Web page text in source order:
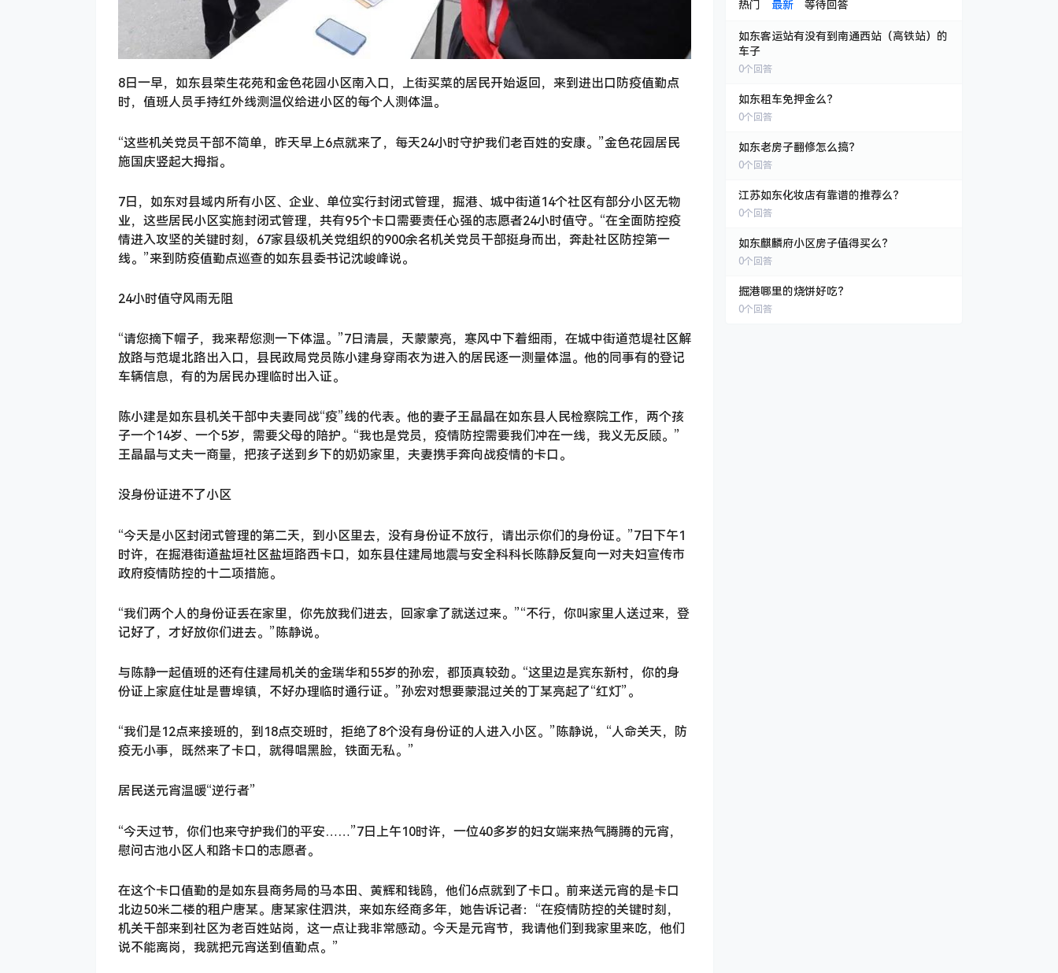
8日一早，如东县荣生花苑和金色花园小区南入口，上街买菜的居民开始返回，来到进出口防疫值勤点
时，值班人员手持红外线测温仪给进小区的每个人测体温。
“这些机关党员干部不简单，昨天早上6点就来了，每天24小时守护我们老百姓的安康。”金色花园居民
施国庆竖起大拇指。
7日，如东对县域内所有小区、企业、单位实行封闭式管理，掘港、城中街道14个社区有部分小区无物
业，这些居民小区实施封闭式管理，共有95个卡口需要责任心强的志愿者24小时值守。“在全面防控疫
情进入攻坚的关键时刻，67家县级机关党组织的900余名机关党员干部挺身而出，奔赴社区防控第一
线。”来到防疫值勤点巡查的如东县委书记沈峻峰说。
24小时值守风雨无阻
“请您摘下帽子，我来帮您测一下体温。”7日清晨，天蒙蒙亮，寒风中下着细雨，在城中街道范堤社区解
放路与范堤北路出入口，县民政局党员陈小建身穿雨衣为进入的居民逐一测量体温。他的同事有的登记
车辆信息，有的为居民办理临时出入证。
陈小建是如东县机关干部中夫妻同战“疫”线的代表。他的妻子王晶晶在如东县人民检察院工作，两个孩
子一个14岁、一个5岁，需要父母的陪护。“我也是党员，疫情防控需要我们冲在一线，我义无反顾。”
王晶晶与丈夫一商量，把孩子送到乡下的奶奶家里，夫妻携手奔向战疫情的卡口。
没身份证进不了小区
“今天是小区封闭式管理的第二天，到小区里去，没有身份证不放行，请出示你们的身份证。”7日下午1
时许，在掘港街道盐垣社区盐垣路西卡口，如东县住建局地震与安全科科长陈静反复向一对夫妇宣传市
政府疫情防控的十二项措施。
“我们两个人的身份证丢在家里，你先放我们进去，回家拿了就送过来。”“不行，你叫家里人送过来，登
记好了，才好放你们进去。”陈静说。
与陈静一起值班的还有住建局机关的金瑞华和55岁的孙宏，都顶真较劲。“这里边是宾东新村，你的身
份证上家庭住址是曹埠镇，不好办理临时通行证。”孙宏对想要蒙混过关的丁某亮起了“红灯”。
“我们是12点来接班的，到18点交班时，拒绝了8个没有身份证的人进入小区。”陈静说，“人命关天，防
疫无小事，既然来了卡口，就得唱黑脸，铁面无私。”
居民送元宵温暖“逆行者”
“今天过节，你们也来守护我们的平安……”7日上午10时许，一位40多岁的妇女端来热气腾腾的元宵，
慰问古池小区人和路卡口的志愿者。
在这个卡口值勤的是如东县商务局的马本田、黄辉和钱鸥，他们6点就到了卡口。前来送元宵的是卡口
北边50米二楼的租户唐某。唐某家住泗洪，来如东经商多年，她告诉记者：“在疫情防控的关键时刻，
机关干部来到社区为老百姓站岗，这一点让我非常感动。今天是元宵节，我请他们到我家里来吃，他们
说不能离岗，我就把元宵送到值勤点。”
热门 最新 等待回答
如东客运站有没有到南通西站（高铁站）的
车子
0个回答
如东租车免押金么？
0个回答
如东老房子翻修怎么搞？
0个回答
江苏如东化妆店有靠谱的推荐么？
0个回答
如东麒麟府小区房子值得买么？
0个回答
掘港哪里的烧饼好吃？
0个回答